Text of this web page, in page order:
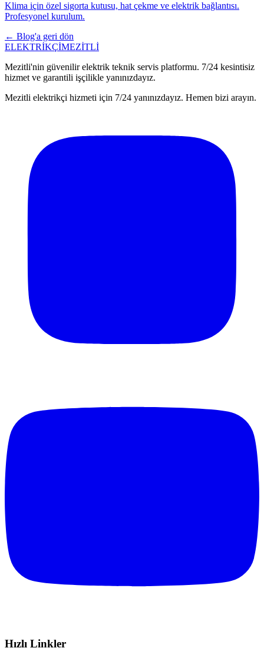
Klima için özel sigorta kutusu, hat çekme ve elektrik bağlantısı.
Profesyonel kurulum.
← Blog'a geri dön
ELEKTRİKÇİMEZİTLİ
Mezitli'nin güvenilir elektrik teknik servis platformu. 7/24 kesintisiz
hizmet ve garantili işçilikle yanınızdayız.
Mezitli elektrikçi hizmeti için 7/24 yanınızdayız. Hemen bizi arayın.
Hızlı Linkler